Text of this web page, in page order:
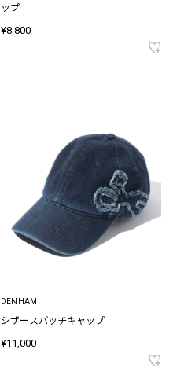
ップ
¥8,800
DENHAM
シザースパッチキャップ
¥11,000